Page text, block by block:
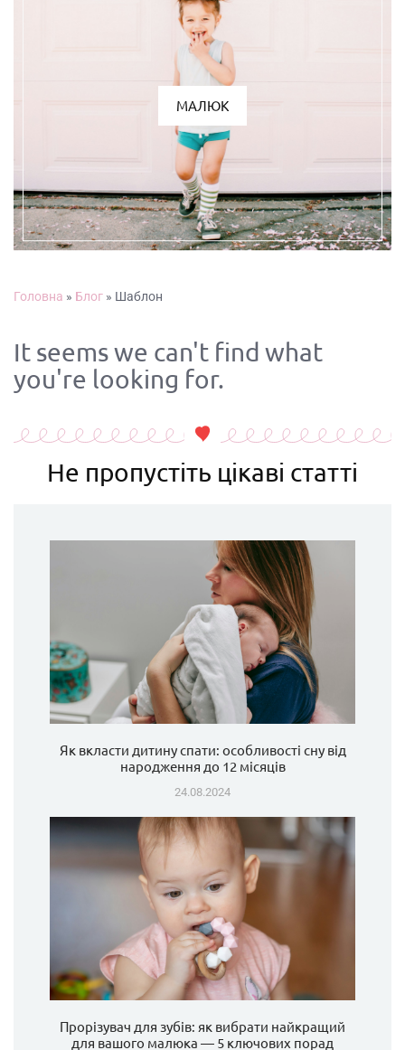
МАЛЮК
Головна » Блог » Шаблон
It seems we can't find what
you're looking for.
Не пропустіть цікаві статті
Як вкласти дитину спати: особливості сну від
народження до 12 місяців
24.08.2024
Прорізувач для зубів: як вибрати найкращий
для вашого малюка — 5 ключових порад